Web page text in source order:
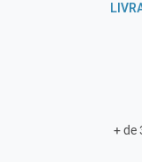
+ de